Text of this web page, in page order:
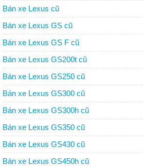
Bán xe Lexus cũ
Bán xe Lexus GS cũ
Bán xe Lexus GS F cũ
Bán xe Lexus GS200t cũ
Bán xe Lexus GS250 cũ
Bán xe Lexus GS300 cũ
Bán xe Lexus GS300h cũ
Bán xe Lexus GS350 cũ
Bán xe Lexus GS430 cũ
Bán xe Lexus GS450h cũ